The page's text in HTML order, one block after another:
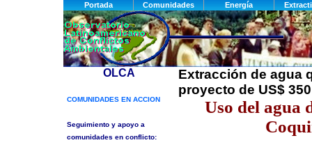
Extracción de agua
proyecto de US$
Uso del agua